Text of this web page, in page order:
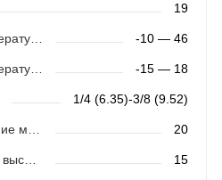
19
Рабочий диапазон температур (охлаждение) -10 — 46
Рабочий диапазон температур (обогрев) -15 — 18
1/4 (6.35)-3/8 (9.52)
Максимальное расстояние между блоками (м) 20
Максимальный перепад высот (м) 15